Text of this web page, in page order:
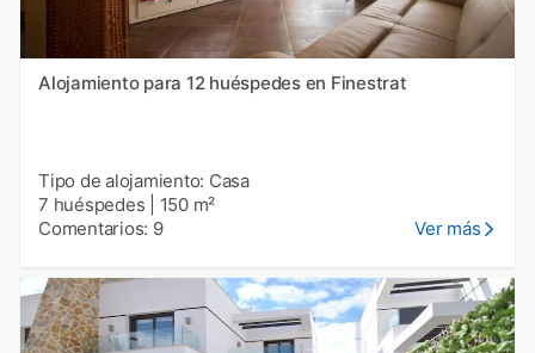
Alojamiento para 12 huéspedes en Finestrat
Tipo de alojamiento: Casa
7 huéspedes
150 m²
Comentarios: 9
Ver más